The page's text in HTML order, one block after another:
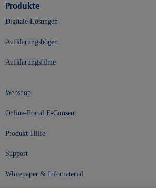
Produkte
Digitale Lösungen
Aufklärungsbögen
Aufklärungsfilme
Webshop
Online-Portal E-Consent
Produkt-Hilfe
Support
Whitepaper & Infomaterial